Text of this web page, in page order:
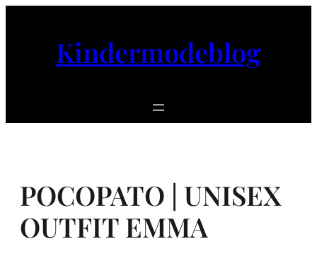
Kindermodeblog
POCOPATO | UNISEX
OUTFIT EMMA